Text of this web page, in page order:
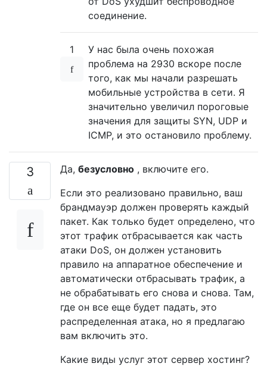
соединение.
1
У нас была очень похожая
проблема на 2930 вскоре после
того, как мы начали разрешать
мобильные устройства в сети. Я
значительно увеличил пороговые
значения для защиты SYN, UDP и
ICMP, и это остановило проблему.
3 Да, безусловно , включите его.
Если это реализовано правильно, ваш
брандмауэр должен проверять каждый
пакет. Как только будет определено, что
этот трафик отбрасывается как часть
атаки DoS, он должен установить
правило на аппаратное обеспечение и
автоматически отбрасывать трафик, а
не обрабатывать его снова и снова. Там,
где он все еще будет падать, это
распределенная атака, но я предлагаю
вам включить это.
Какие виды услуг этот сервер хостинг?